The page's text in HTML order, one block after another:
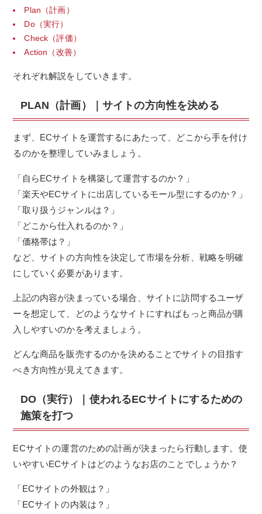
Plan（計画）
Do（実行）
Check（評価）
Action（改善）
それぞれ解説をしていきます。
PLAN（計画）｜サイトの方向性を決める
まず、ECサイトを運営するにあたって、どこから手を付け
るのかを整理していみましょう。
「自らECサイトを構築して運営するのか？」
「楽天やECサイトに出店しているモール型にするのか？」
「取り扱うジャンルは？」
「どこから仕入れるのか？」
「価格帯は？」
など、サイトの方向性を決定して市場を分析、戦略を明確
にしていく必要があります。
上記の内容が決まっている場合、サイトに訪問するユーザ
ーを想定して、どのようなサイトにすればもっと商品が購
入しやすいのかを考えましょう。
どんな商品を販売するのかを決めることでサイトの目指す
べき方向性が見えてきます。
DO（実行）｜使われるECサイトにするための
施策を打つ
ECサイトの運営のための計画が決まったら行動します。使
いやすいECサイトはどのようなお店のことでしょうか？
「ECサイトの外観は？」
「ECサイトの内装は？」